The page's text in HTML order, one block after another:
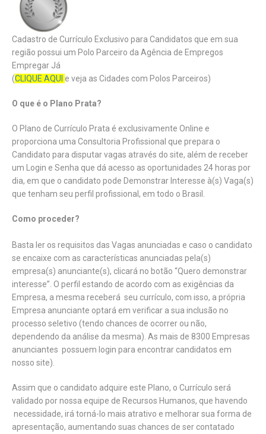
Cadastro de Currículo Exclusivo para Candidatos que em sua
região possui um Polo Parceiro da Agência de Empregos
Empregar Já
(CLIQUE AQUI e veja as Cidades com Polos Parceiros)
O que é o Plano Prata?
O Plano de Currículo Prata é exclusivamente Online e
proporciona uma Consultoria Profissional que prepara o
Candidato para disputar vagas através do site, além de receber
um Login e Senha que dá acesso as oportunidades 24 horas por
dia, em que o candidato pode Demonstrar Interesse à(s) Vaga(s)
que tenham seu perfil profissional, em todo o Brasil.
Como proceder?
Basta ler os requisitos das Vagas anunciadas e caso o candidato
se encaixe com as características anunciadas pela(s)
empresa(s) anunciante(s), clicará no botão “Quero demonstrar
interesse”. O perfil estando de acordo com as exigências da
Empresa, a mesma receberá seu currículo, com isso, a própria
Empresa anunciante optará em verificar a sua inclusão no
processo seletivo (tendo chances de ocorrer ou não,
dependendo da análise da mesma). As mais de 8300 Empresas
anunciantes possuem login para encontrar candidatos em
nosso site).
Assim que o candidato adquire este Plano, o Currículo será
validado por nossa equipe de Recursos Humanos, que havendo
necessidade, irá torná-lo mais atrativo e melhorar sua forma de
apresentação, aumentando suas chances de ser contatado